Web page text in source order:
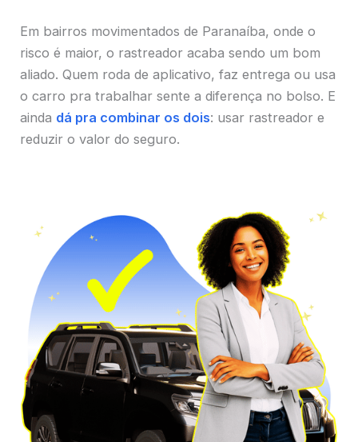
Em bairros movimentados de Paranaíba, onde o
risco é maior, o rastreador acaba sendo um bom
aliado. Quem roda de aplicativo, faz entrega ou usa
o carro pra trabalhar sente a diferença no bolso. E
ainda dá pra combinar os dois: usar rastreador e
reduzir o valor do seguro.